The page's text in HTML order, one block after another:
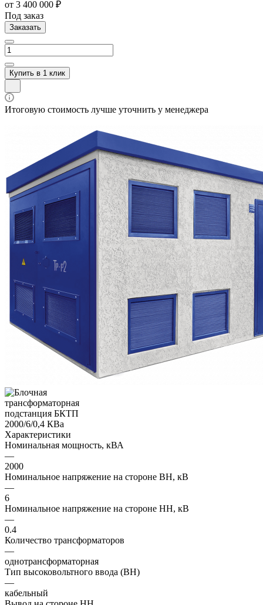
от 3 400 000 ₽
Под заказ
Заказать
Купить в 1 клик
Итоговую стоимость лучше уточнить у менеджера
Характеристики
Номинальная мощность, кВА
—
2000
Номинальное напряжение на стороне ВН, кВ
—
6
Номинальное напряжение на стороне НН, кВ
—
0.4
Количество трансформаторов
—
однотрансформаторная
Тип высоковольтного ввода (ВН)
—
кабельный